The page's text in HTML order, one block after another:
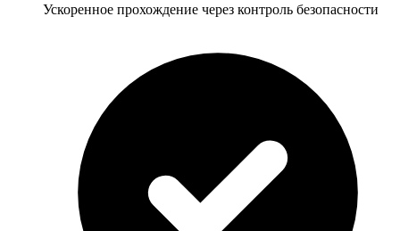
Ускоренное прохождение через контроль безопасности